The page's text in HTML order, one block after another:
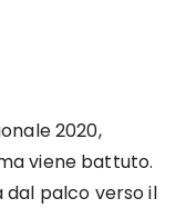
2020,
viene battuto.
palco verso il